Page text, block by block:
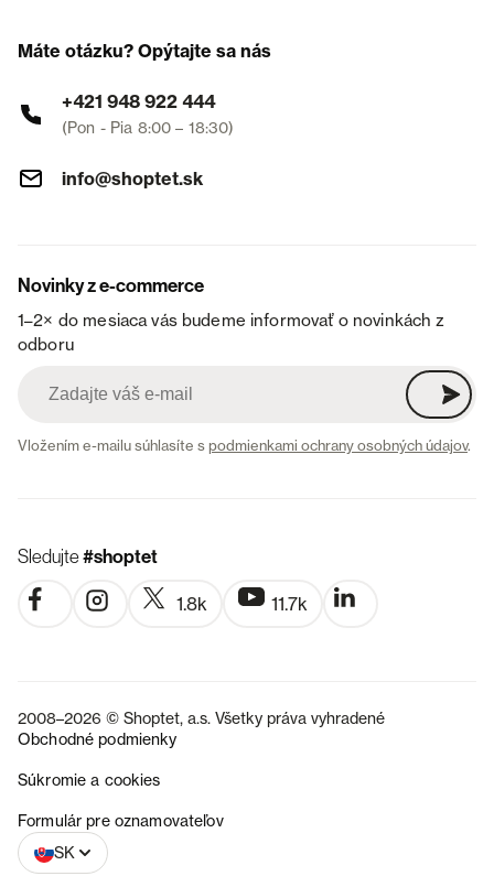
Máte otázku? Opýtajte sa nás
+421 948 922 444
(Pon - Pia 8:00 – 18:30)
info@shoptet.sk
Novinky z e-commerce
1–2× do mesiaca vás budeme informovať o novinkách z
odboru
Vložením e-mailu súhlasíte spodmienkami ochrany osobných údajov.
Sledujte#shoptet
1.8k 11.7k
2008–2026 © Shoptet, a.s. Všetky práva vyhradené
Obchodné podmienky
Súkromie a cookies
Formulár pre oznamovateľov
SK